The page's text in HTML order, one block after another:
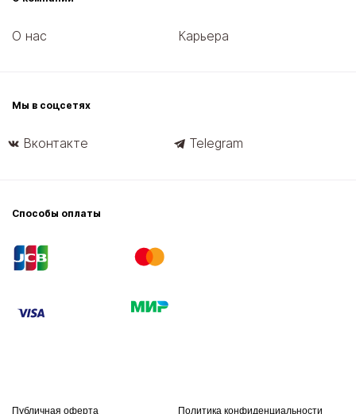
О нас Карьера
Мы в соцсетях
Вконтакте Telegram
Способы оплаты
Публичная оферта Политика конфиденциальности